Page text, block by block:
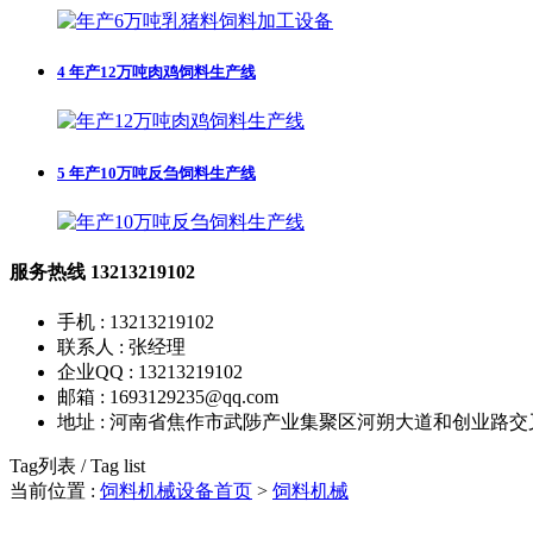
4 年产12万吨肉鸡饲料生产线
5 年产10万吨反刍饲料生产线
服务热线 13213219102
手机 : 13213219102
联系人 : 张经理
企业QQ : 13213219102
邮箱 : 1693129235@qq.com
地址 : 河南省焦作市武陟产业集聚区河朔大道和创业路
Tag列表 / Tag list
当前位置 : 饲料机械设备首页 > 饲料机械